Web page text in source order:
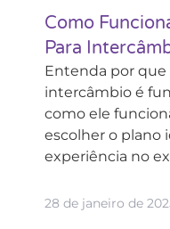
Como
Para
Entenda por que
intercâmbio é
como ele
escolher o plano
experiência no
28 de janeiro de